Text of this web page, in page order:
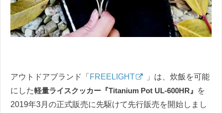
アウトドアブランド「 FREELIGHT
」は、炊飯を可能
にした軽量ライスクッカー『Titanium Pot UL-600HR』 を
2019年3月の正式販売に先駆けて先行販売を開始しまし